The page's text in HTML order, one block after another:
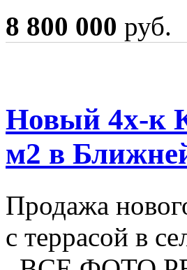
8 800 000 руб.
Новый 4х-к
м2 в
Продажа
с террасой в